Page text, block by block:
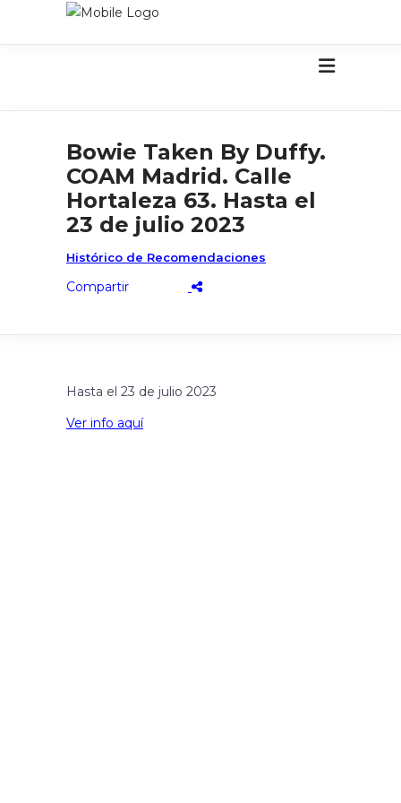
Bowie Taken By Duffy.
COAM Madrid. Calle
Hortaleza 63. Hasta el
23 de julio 2023
Histórico de Recomendaciones
Hasta el 23 de julio 2023
Ver info aquí